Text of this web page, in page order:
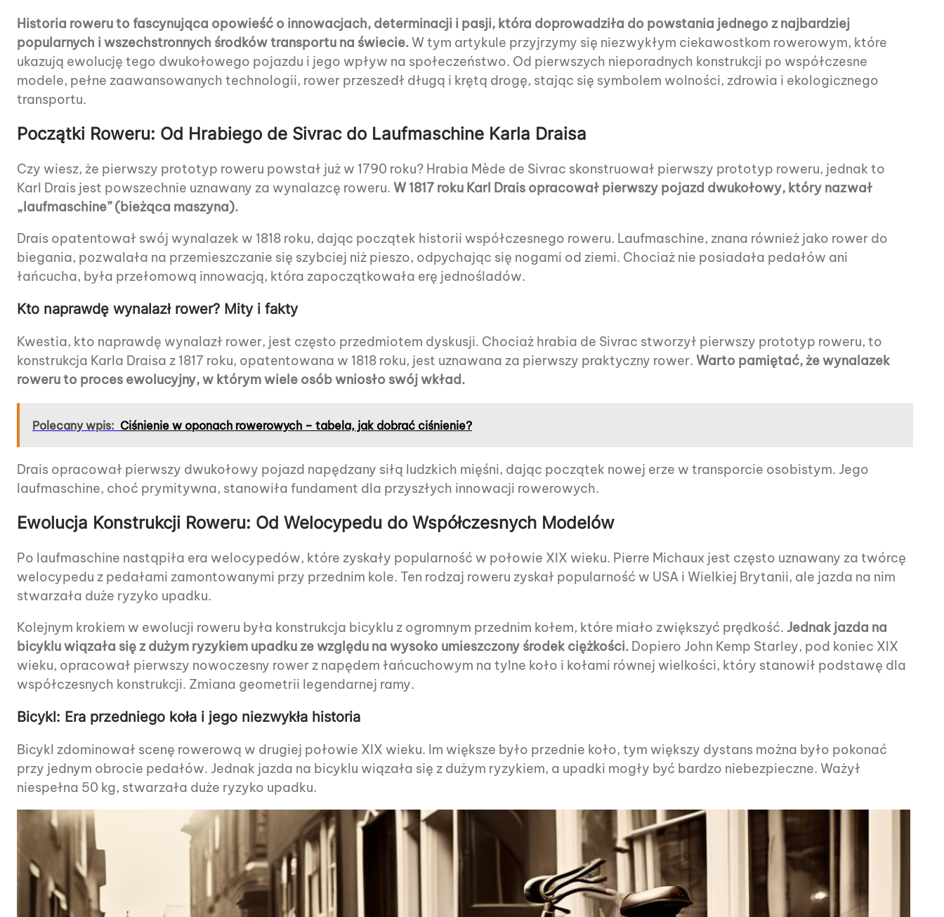
Historia roweru to fascynująca opowieść o innowacjach, determinacji i pasji, która doprowadziła do powstania jednego z najbardziej
popularnych i wszechstronnych środków transportu na świecie. W tym artykule przyjrzymy się niezwykłym ciekawostkom rowerowym, które
ukazują ewolucję tego dwukołowego pojazdu i jego wpływ na społeczeństwo. Od pierwszych nieporadnych konstrukcji po współczesne
modele, pełne zaawansowanych technologii, rower przeszedł długą i krętą drogę, stając się symbolem wolności, zdrowia i ekologicznego
transportu.
Początki Roweru: Od Hrabiego de Sivrac do Laufmaschine Karla Draisa
Czy wiesz, że pierwszy prototyp roweru powstał już w 1790 roku? Hrabia Mède de Sivrac skonstruował pierwszy prototyp roweru, jednak to
Karl Drais jest powszechnie uznawany za wynalazcę roweru. W 1817 roku Karl Drais opracował pierwszy pojazd dwukołowy, który nazwał
„laufmaschine” (bieżąca maszyna).
Drais opatentował swój wynalazek w 1818 roku, dając początek historii współczesnego roweru. Laufmaschine, znana również jako rower do
biegania, pozwalała na przemieszczanie się szybciej niż pieszo, odpychając się nogami od ziemi. Chociaż nie posiadała pedałów ani
łańcucha, była przełomową innowacją, która zapoczątkowała erę jednośladów.
Kto naprawdę wynalazł rower? Mity i fakty
Kwestia, kto naprawdę wynalazł rower, jest często przedmiotem dyskusji. Chociaż hrabia de Sivrac stworzył pierwszy prototyp roweru, to
konstrukcja Karla Draisa z 1817 roku, opatentowana w 1818 roku, jest uznawana za pierwszy praktyczny rower. Warto pamiętać, że wynalazek
roweru to proces ewolucyjny, w którym wiele osób wniosło swój wkład.
Polecany wpis: Ciśnienie w oponach rowerowych – tabela, jak dobrać ciśnienie?
Drais opracował pierwszy dwukołowy pojazd napędzany siłą ludzkich mięśni, dając początek nowej erze w transporcie osobistym. Jego
laufmaschine, choć prymitywna, stanowiła fundament dla przyszłych innowacji rowerowych.
Ewolucja Konstrukcji Roweru: Od Welocypedu do Współczesnych Modelów
Po laufmaschine nastąpiła era welocypedów, które zyskały popularność w połowie XIX wieku. Pierre Michaux jest często uznawany za twórcę
welocypedu z pedałami zamontowanymi przy przednim kole. Ten rodzaj roweru zyskał popularność w USA i Wielkiej Brytanii, ale jazda na nim
stwarzała duże ryzyko upadku.
Kolejnym krokiem w ewolucji roweru była konstrukcja bicyklu z ogromnym przednim kołem, które miało zwiększyć prędkość. Jednak jazda na
bicyklu wiązała się z dużym ryzykiem upadku ze względu na wysoko umieszczony środek ciężkości. Dopiero John Kemp Starley, pod koniec XIX
wieku, opracował pierwszy nowoczesny rower z napędem łańcuchowym na tylne koło i kołami równej wielkości, który stanowił podstawę dla
współczesnych konstrukcji. Zmiana geometrii legendarnej ramy.
Bicykl: Era przedniego koła i jego niezwykła historia
Bicykl zdominował scenę rowerową w drugiej połowie XIX wieku. Im większe było przednie koło, tym większy dystans można było pokonać
przy jednym obrocie pedałów. Jednak jazda na bicyklu wiązała się z dużym ryzykiem, a upadki mogły być bardzo niebezpieczne. Ważył
niespełna 50 kg, stwarzała duże ryzyko upadku.